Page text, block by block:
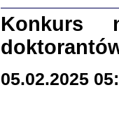
Konkurs
05.02.2025